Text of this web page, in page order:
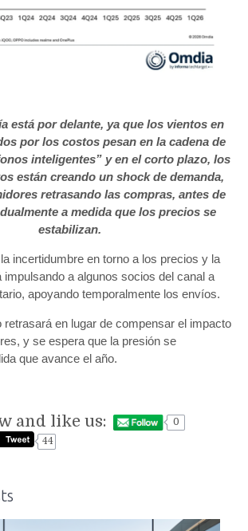
está por delante, ya que los vientos en
por los costos pesan en la cadena de
inteligentes” y en el corto plazo, los
están creando un shock de demanda,
retrasando las compras, antes de
a medida que los precios se
estabilizan.
incertidumbre en torno a los precios y la
impulsando a algunos socios del canal a
apoyando temporalmente los envíos.
retrasará en lugar de compensar el impacto
y se espera que la presión se
que avance el año.
and like us:
0
44